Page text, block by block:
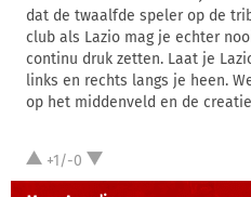
dat de twaalfde speler op de
club als Lazio mag je echter
continu druk zetten. Laat je
links en rechts langs je heen.
op het middenveld en de
+1/-0